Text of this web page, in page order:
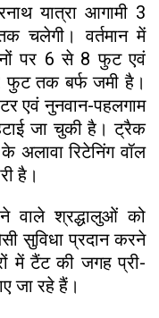
यात्रा आगामी 3
चलेगी। वर्तमान में
पर 6 से 8 फुट एवं
फुट तक बर्फ जमी है।
एवं नुनवान-पहलगाम
जा चुकी है। ट्रैक
रिटेनिंग वॉल
है।
वाले श्रद्धालुओं को
सुविधा प्रदान करने
में टैंट की जगह प्री-
जा रहे हैं।